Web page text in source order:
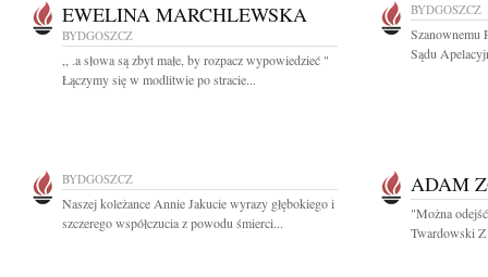
EWELINA MARCHLEWSKA
BYDGOSZCZ
,, .a słowa są zbyt małe, by rozpacz wypowiedzieć "
Łączymy się w modlitwie po stracie...
BYDGOSZCZ
Szanownemu
Sądu
BYDGOSZCZ
Naszej koleżance Annie Jakucie wyrazy głębokiego i
szczerego współczucia z powodu śmierci...
ADAM
"Można
Twardowski